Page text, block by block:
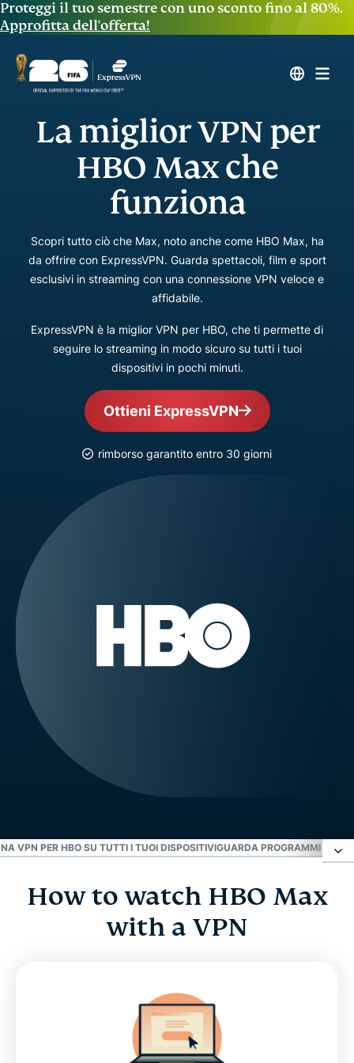
Proteggi il tuo semestre con uno sconto fino al 80%.
Approfitta dell'offerta!
La miglior VPN per
HBO Max che
funziona
Scopri tutto ciò che Max, noto anche come HBO Max, ha
da offrire con ExpressVPN. Guarda spettacoli, film e sport
esclusivi in streaming con una connessione VPN veloce e
affidabile.
ExpressVPN è la miglior VPN per HBO, che ti permette di
seguire lo streaming in modo sicuro su tutti i tuoi
dispositivi in pochi minuti.
Ottieni ExpressVPN
rimborso garantito entro 30 giorni
VPN PER HBO SU TUTTI I TUOI DISPOSITIVIGUARDA PROGRAMMI E
How to watch HBO Max with a VPN
Dove è disponibile HBO?
HBO, HBO Go, HBO Now e Max
HBO Max e Discovery+ insieme diventano Max
How to watch HBO Max
with a VPN